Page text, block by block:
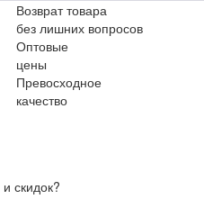
Возврат товара
без лишних вопросов
Оптовые
цены
Превосходное
качество
скидок?